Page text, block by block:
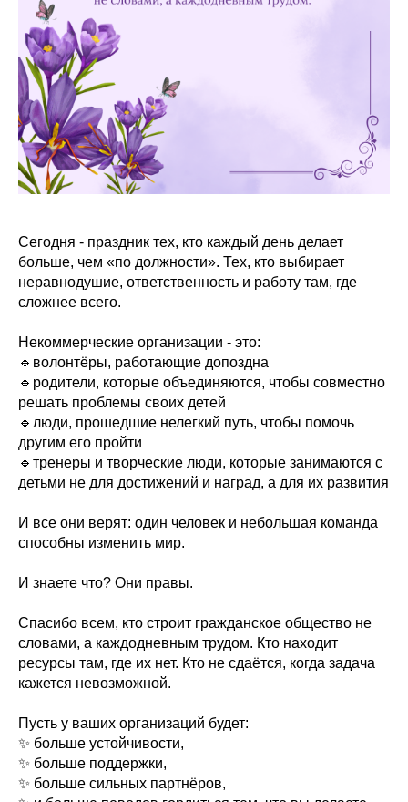
Сегодня - праздник тех, кто каждый день делает
больше, чем «по должности». Тех, кто выбирает
неравнодушие, ответственность и работу там, где
сложнее всего.
Некоммерческие организации - это:
🔹волонтёры, работающие допоздна
🔹родители, которые объединяются, чтобы совместно
решать проблемы своих детей
🔹люди, прошедшие нелегкий путь, чтобы помочь
другим его пройти
🔹тренеры и творческие люди, которые занимаются с
детьми не для достижений и наград, а для их развития
И все они верят: один человек и небольшая команда
способны изменить мир.
И знаете что? Они правы.
Спасибо всем, кто строит гражданское общество не
словами, а каждодневным трудом. Кто находит
ресурсы там, где их нет. Кто не сдаётся, когда задача
кажется невозможной.
Пусть у ваших организаций будет:
✨ больше устойчивости,
✨ больше поддержки,
✨ больше сильных партнёров,